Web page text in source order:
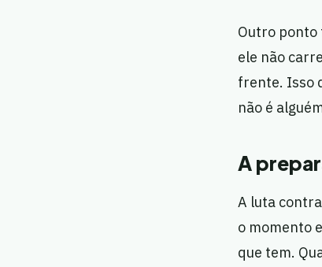
Outro ponto
ele não
frente. Isso
não é
A
A luta
o momento
que tem.